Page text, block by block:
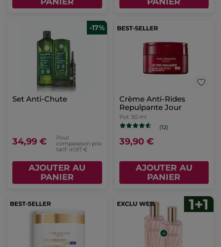
-17%
Set Anti-Chute
34,99 €
Pour
comparaison prix
tarif: 41,97 €
AJOUTER AU
PANIER
Crème Anti-Rides
Repulpante Jour
Pot 50 ml
(12)
39,90 €
AJOUTER AU
PANIER